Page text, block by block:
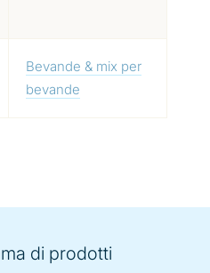
Bevande & mix per
bevande
di prodotti